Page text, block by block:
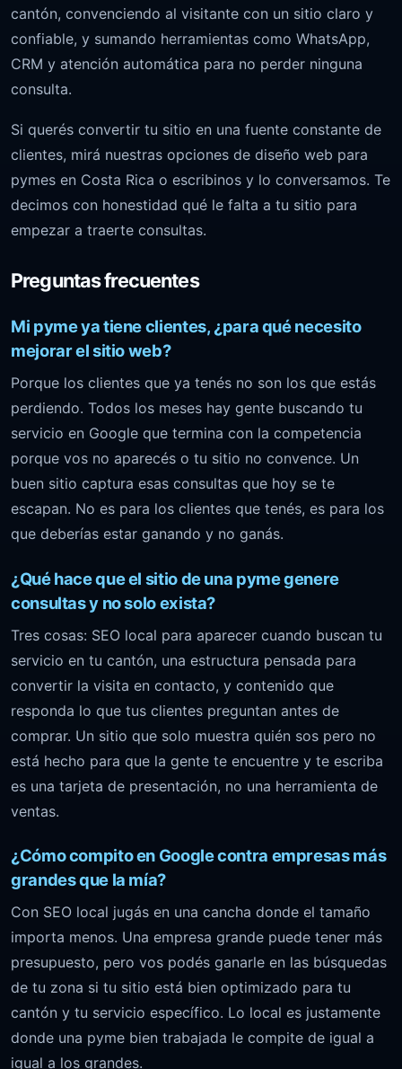
cantón, convenciendo al visitante con un sitio claro y
confiable, y sumando herramientas como WhatsApp,
CRM y atención automática para no perder ninguna
consulta.
Si querés convertir tu sitio en una fuente constante de
clientes, mirá nuestras opciones de diseño web para
pymes en Costa Rica o escribinos y lo conversamos. Te
decimos con honestidad qué le falta a tu sitio para
empezar a traerte consultas.
Preguntas frecuentes
Mi pyme ya tiene clientes, ¿para qué necesito
mejorar el sitio web?
Porque los clientes que ya tenés no son los que estás
perdiendo. Todos los meses hay gente buscando tu
servicio en Google que termina con la competencia
porque vos no aparecés o tu sitio no convence. Un
buen sitio captura esas consultas que hoy se te
escapan. No es para los clientes que tenés, es para los
que deberías estar ganando y no ganás.
¿Qué hace que el sitio de una pyme genere
consultas y no solo exista?
Tres cosas: SEO local para aparecer cuando buscan tu
servicio en tu cantón, una estructura pensada para
convertir la visita en contacto, y contenido que
responda lo que tus clientes preguntan antes de
comprar. Un sitio que solo muestra quién sos pero no
está hecho para que la gente te encuentre y te escriba
es una tarjeta de presentación, no una herramienta de
ventas.
¿Cómo compito en Google contra empresas más
grandes que la mía?
Con SEO local jugás en una cancha donde el tamaño
importa menos. Una empresa grande puede tener más
presupuesto, pero vos podés ganarle en las búsquedas
de tu zona si tu sitio está bien optimizado para tu
cantón y tu servicio específico. Lo local es justamente
donde una pyme bien trabajada le compite de igual a
igual a los grandes.